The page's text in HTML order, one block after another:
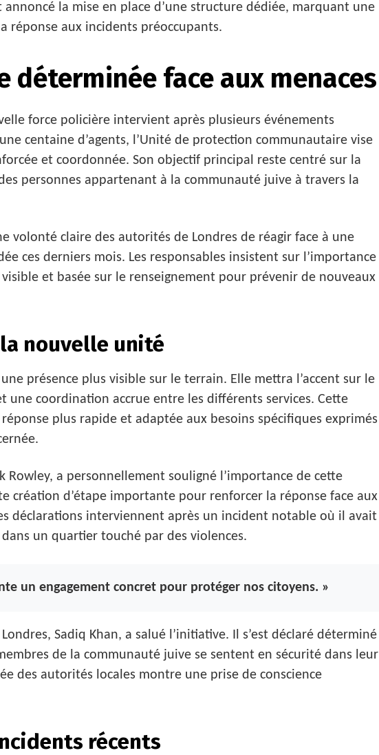
annoncé la mise en place d’une structure dédiée, marquant une
réponse aux incidents préoccupants.
déterminée face aux menaces
force policière intervient après plusieurs événements
centaine d’agents, l’Unité de protection communautaire vise
et coordonnée. Son objectif principal reste centré sur la
personnes appartenant à la communauté juive à travers la
volonté claire des autorités de Londres de réagir face à une
ces derniers mois. Les responsables insistent sur l’importance
et basée sur le renseignement pour prévenir de nouveaux
nouvelle unité
présence plus visible sur le terrain. Elle mettra l’accent sur le
une coordination accrue entre les différents services. Cette
plus rapide et adaptée aux besoins spécifiques exprimés
Rowley, a personnellement souligné l’importance de cette
création d’étape importante pour renforcer la réponse face aux
déclarations interviennent après un incident notable où il avait
un quartier touché par des violences.
un engagement concret pour protéger nos citoyens. »
Sadiq Khan, a salué l’initiative. Il s’est déclaré déterminé
de la communauté juive se sentent en sécurité dans leur
des autorités locales montre une prise de conscience
récents